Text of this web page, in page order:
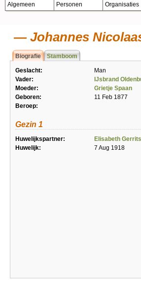
Algemeen Personen Organisaties
Johannes
Biografie Stamboom
Geslacht:
Man
Vader:
IJsbrand
Moeder:
Grietje Spaan
Geboren:
11 Feb 1877
Beroep:
Gezin 1
Huwelijkspartner: Elisabeth
Huwelijk:
7 Aug 1918